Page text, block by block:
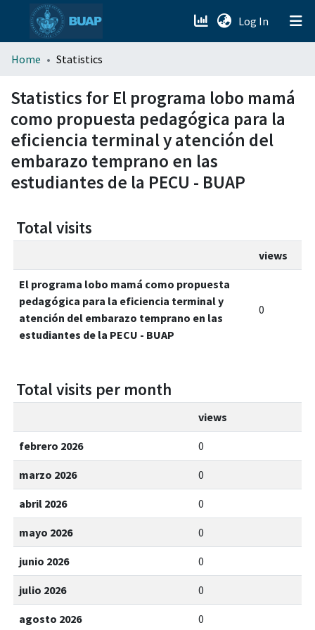
Log In (current)
menu.section.about_menu
All of DSpace
Home Statistics
Statistics for El programa lobo mamá
como propuesta pedagógica para la
eficiencia terminal y atención del
embarazo temprano en las
estudiantes de la PECU - BUAP
Total visits
views
El programa lobo mamá como propuesta
pedagógica para la eficiencia terminal y
atención del embarazo temprano en las
estudiantes de la PECU - BUAP
0
Total visits per month
views
febrero 2026 0
marzo 2026 0
abril 2026 0
mayo 2026 0
junio 2026 0
julio 2026 0
agosto 2026 0